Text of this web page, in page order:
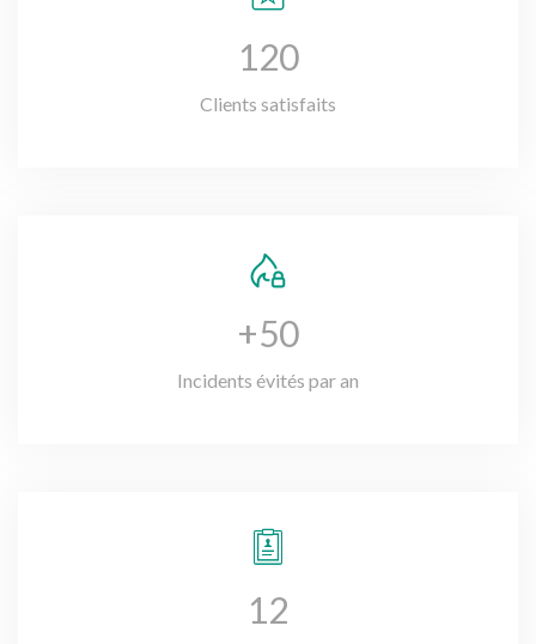
120
Clients satisfaits
+50
Incidents évités par an
12